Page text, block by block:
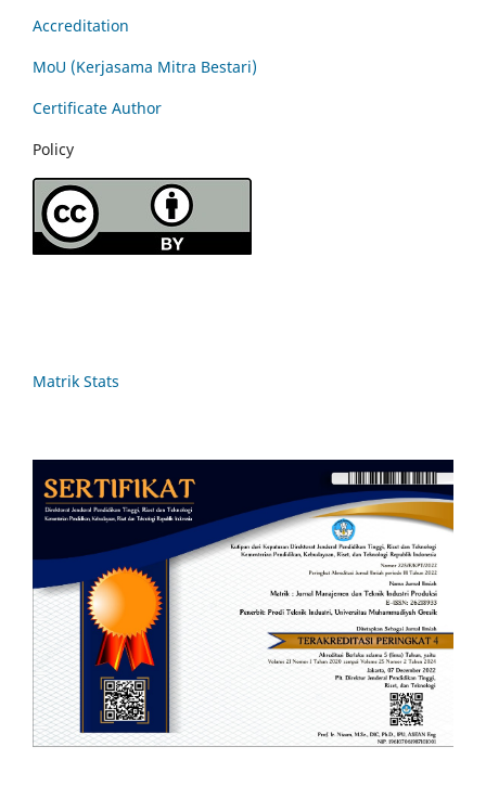
Accreditation
MoU (Kerjasama Mitra Bestari)
Certificate Author
Policy
Matrik Stats